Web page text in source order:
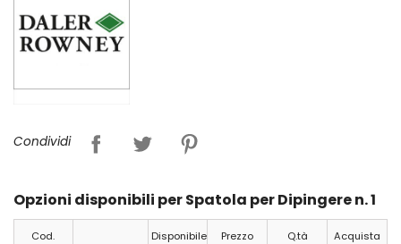
Condividi
Opzioni disponibili per Spatola per Dipingere n. 1
Cod. Disponibile Prezzo Q.tà Acquista